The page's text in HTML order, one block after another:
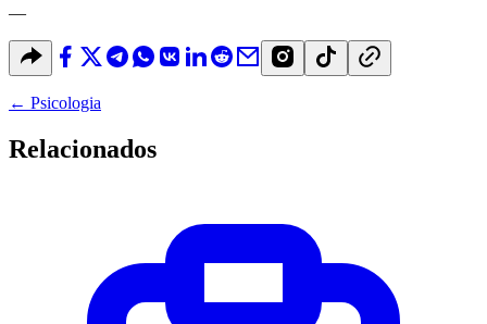
—
← Psicologia
Relacionados